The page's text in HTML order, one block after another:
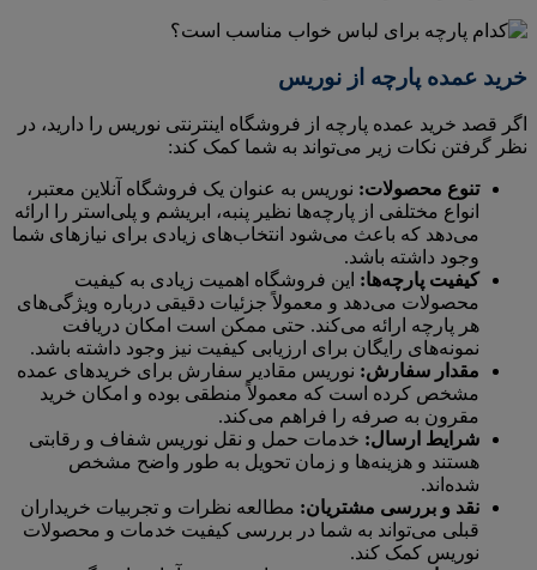
خرید عمده پارچه از نوریس
اگر قصد خرید عمده پارچه از فروشگاه اینترنتی نوریس را دارید، در
نظر گرفتن نکات زیر می‌تواند به شما کمک کند:
تنوع محصولات: نوریس به عنوان یک فروشگاه آنلاین معتبر،
انواع مختلفی از پارچه‌ها نظیر پنبه، ابریشم و پلی‌استر را ارائه
می‌دهد که باعث می‌شود انتخاب‌های زیادی برای نیازهای شما
وجود داشته باشد.
کیفیت پارچه‌ها: این فروشگاه اهمیت زیادی به کیفیت
محصولات می‌دهد و معمولاً جزئیات دقیقی درباره ویژگی‌های
هر پارچه ارائه می‌کند. حتی ممکن است امکان دریافت
نمونه‌‌های رایگان برای ارزیابی کیفیت نیز وجود داشته باشد.
مقدار سفارش: نوریس مقادیر سفارش برای خریدهای عمده
مشخص کرده است که معمولاً منطقی بوده و امکان خرید
مقرون به صرفه را فراهم می‌کند.
شرایط ارسال: خدمات حمل و نقل نوریس شفاف و رقابتی
هستند و هزینه‌ها و زمان تحویل به طور واضح مشخص
شده‌اند.
نقد و بررسی مشتریان: مطالعه نظرات و تجربیات خریداران
قبلی می‌تواند به شما در بررسی کیفیت خدمات و محصولات
نوریس کمک کند.